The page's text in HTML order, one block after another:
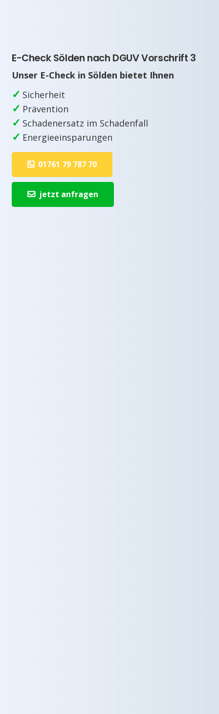
E-Check Sölden nach DGUV Vorschrift 3
Unser E-Check in Sölden bietet Ihnen
✓ Sicherheit
✓ Prävention
✓ Schadenersatz im Schadenfall
✓ Energieeinsparungen
01761 79 787 70
jetzt anfragen